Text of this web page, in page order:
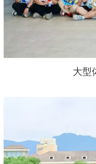
大型